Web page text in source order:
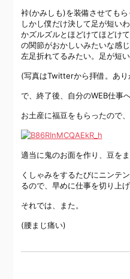
裃(かみしも)を装備させても
しかし僕だけ決して足が短い
かズルズルとほどけてほどけ
の関節がおかしいみたいな感じ
左足折れてるみたい。足が短
(写真はTwitterから拝借。あり
で、終了後、自分のWEB仕事へ
お土産に福豆をもらったので、
適当に鬼のお面を作り、豆を
くしゃみをするたびにニンテ
るので、早めに仕事を切り上
それでは、また。
(腰まじ痛い)